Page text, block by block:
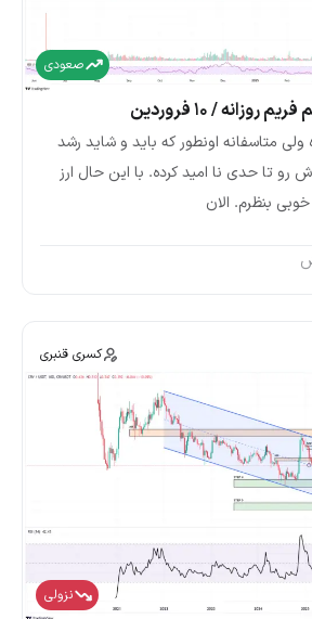
صعودی
متاسفانه اونطور که باید و شاید رشد
رو تا حدی نا امید کرده. با این حال ارز
بنظرم. الان
کسری قنبری
نزولی